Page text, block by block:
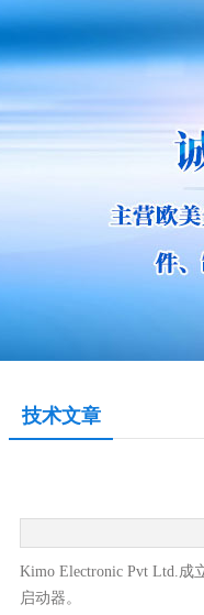
技术文章
Kimo Electronic Pvt Ltd.成
启动器。